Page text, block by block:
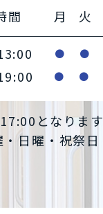
間 月 火
● ●
● ●
となります
日曜・祝祭日